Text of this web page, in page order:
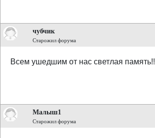
чубчик
Старожил форума
Всем ушедшим от нас светлая
Малыш1
Старожил форума